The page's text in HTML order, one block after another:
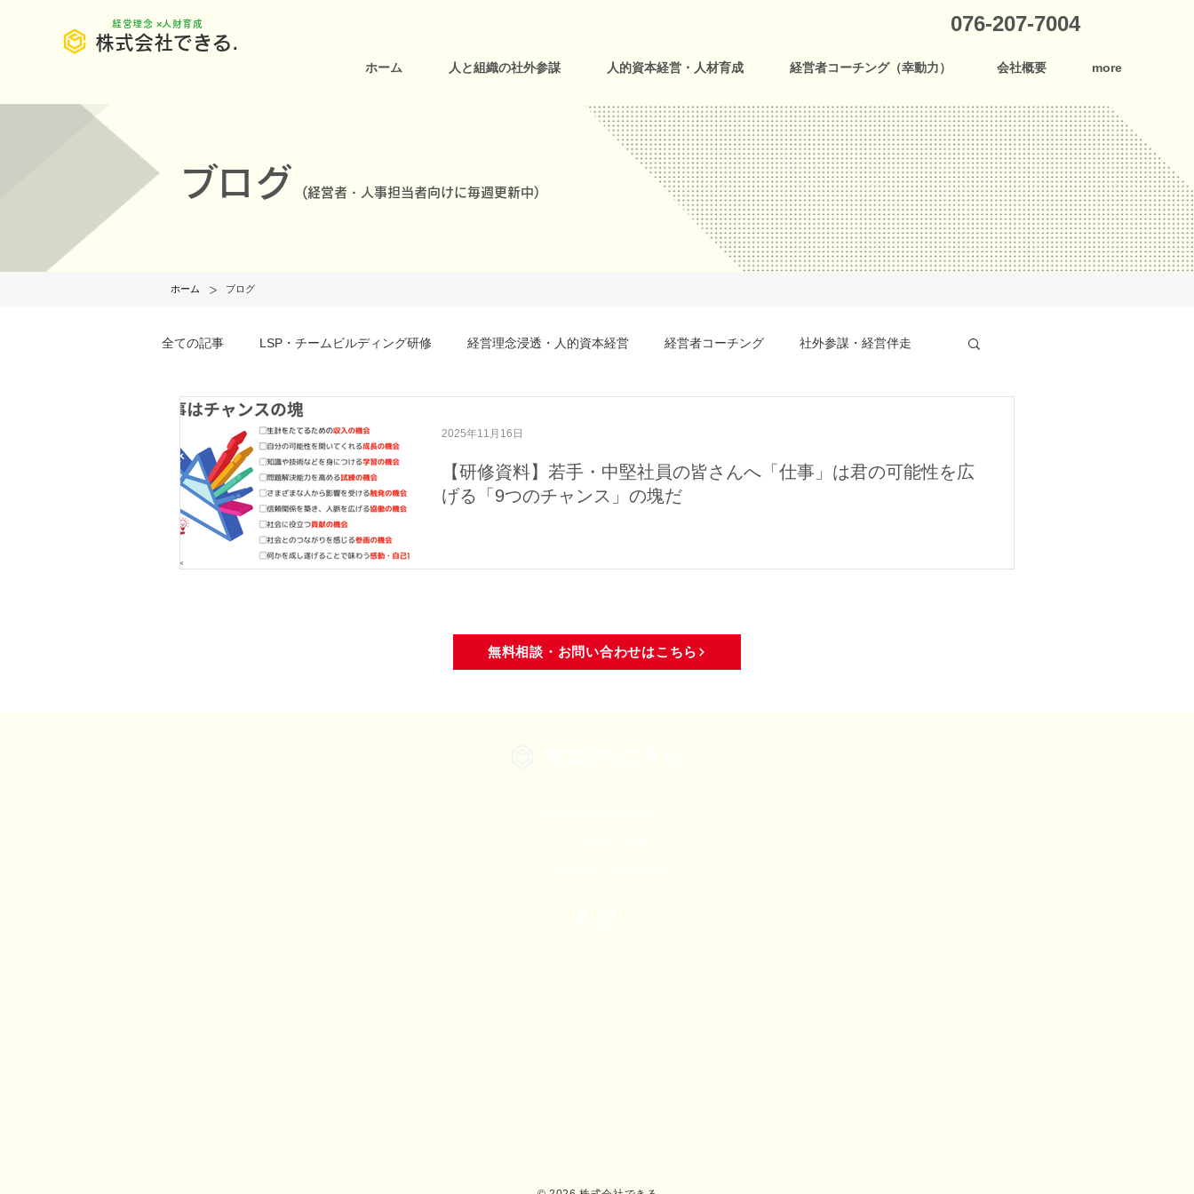
株式会社できる.
​経営理念 ×人財育成 076-207-7004
ホーム 人と組織の社外参謀 人的資本経営・人材育成 経営者コーチング（幸動力） 会社概要 more
ブログ (経営者・人事担当者向けに毎週更新中)
ホーム > ブログ
全ての記事 LSP・チームビルディング研修 経営理念浸透・人的資本経営 経営者コーチング 社外参謀・経営伴走
事例・お客様の声
【研修資料】若手・中堅社員の皆さんへ「仕事」は君の可能性を広
げる「9つのチャンス」の塊だ
2025年11月16日
無料相談・お問い合わせはこちら